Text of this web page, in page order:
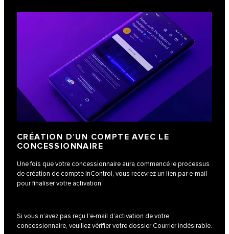
CRÉATION D’UN COMPTE AVEC LE
CONCESSIONNAIRE
Une fois que votre concessionnaire aura commencé le processus
de création de compte InControl, vous recevrez un lien par e-mail
pour finaliser votre activation.
Si vous n’avez pas reçu l’e-mail d’activation de votre
concessionnaire, veuillez vérifier votre dossier Courrier indésirable.